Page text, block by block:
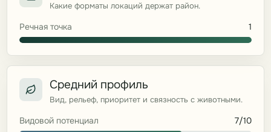
Какие форматы локаций держат район.
Речная точка 1
Средний профиль
Вид, рельеф, приоритет и связность с животными.
Видовой потенциал 7/10